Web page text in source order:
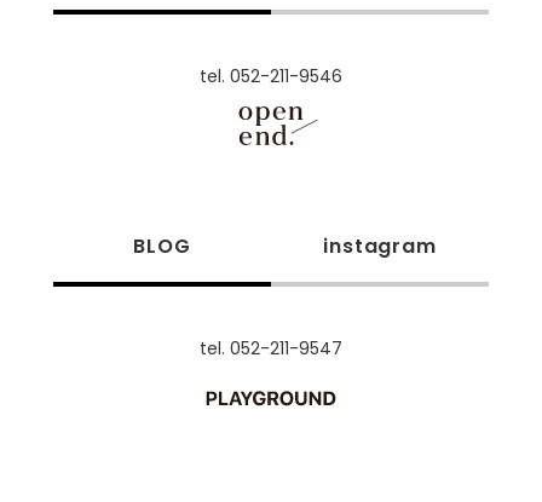
tel. 052-211-9546
BLOG instagram
tel. 052-211-9547